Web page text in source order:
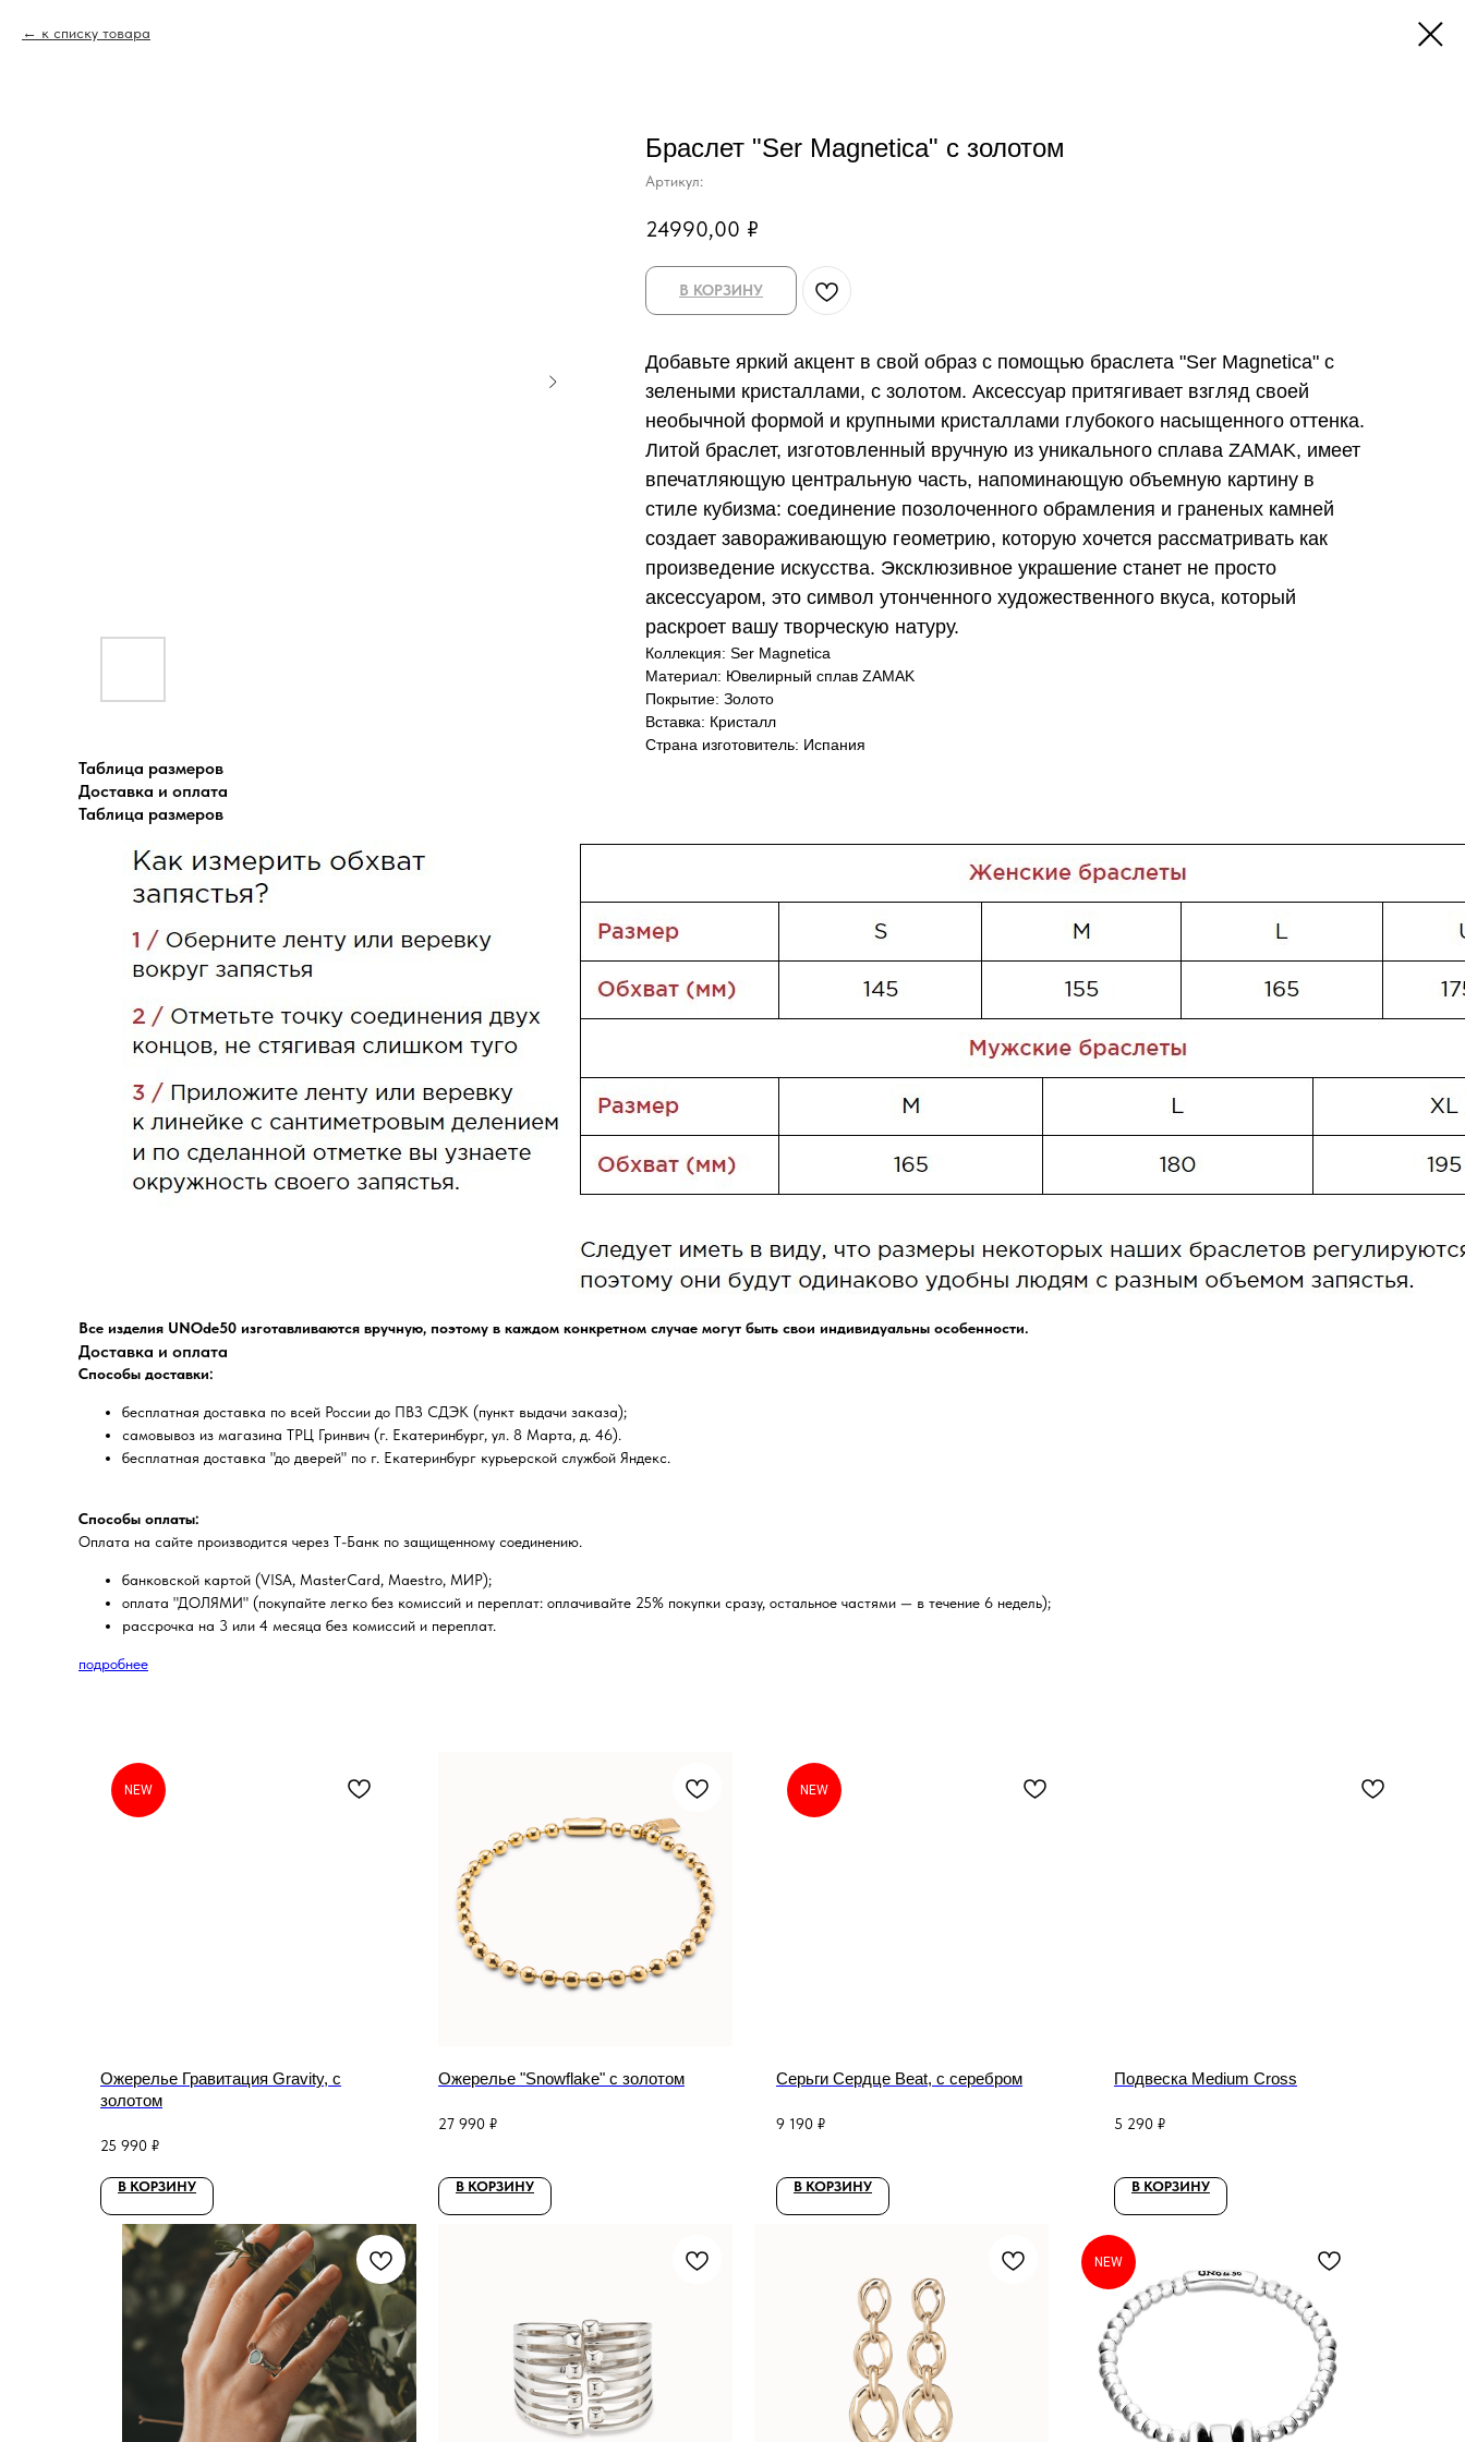
к списку товара
Браслет "Ser Magnetica" с золотом
Артикул:
24990,00 ₽
В КОРЗИНУ
Добавьте яркий акцент в свой образ с помощью браслета "Ser Magnetica" с
зелеными кристаллами, с золотом. Аксессуар притягивает взгляд своей
необычной формой и крупными кристаллами глубокого насыщенного оттенка.
Литой браслет, изготовленный вручную из уникального сплава ZAMAK, имеет
впечатляющую центральную часть, напоминающую объемную картину в
стиле кубизма: соединение позолоченного обрамления и граненых камней
создает завораживающую геометрию, которую хочется рассматривать как
произведение искусства. Эксклюзивное украшение станет не просто
аксессуаром, это символ утонченного художественного вкуса, который
раскроет вашу творческую натуру.
Коллекция: Ser Magnetica
Материал: Ювелирный сплав ZAMAK
Покрытие: Золото
Вставка: Кристалл
Страна изготовитель: Испания
Таблица размеров
Доставка и оплата
Таблица размеров
Все изделия UNOde50 изготавливаются вручную, поэтому в каждом конкретном случае могут быть свои индивидуальны особенности.
Доставка и оплата
Способы доставки:
бесплатная доставка по всей России до ПВЗ СДЭК (пункт выдачи заказа);
самовывоз из магазина ТРЦ Гринвич (г. Екатеринбург, ул. 8 Марта, д. 46).
бесплатная доставка "до дверей" по г. Екатеринбург курьерской службой Яндекс.
Способы оплаты:
Оплата на сайте производится через Т-Банк по защищенному соединению.
банковской картой (VISA, MasterCard, Maestro, МИР);
оплата "ДОЛЯМИ" (покупайте легко без комиссий и переплат: оплачивайте 25% покупки сразу, остальное частями — в течение 6 недель);
рассрочка на 3 или 4 месяца без комиссий и переплат.
подробнее
NEW
Ожерелье Гравитация Gravity, с
золотом
25 990 ₽
В КОРЗИНУ
Ожерелье "Snowflake" с золотом
27 990 ₽
В КОРЗИНУ
NEW
Серьги Сердце Beat, с серебром
9 190 ₽
В КОРЗИНУ
Подвеска Medium Cross
5 290 ₽
В КОРЗИНУ
NEW